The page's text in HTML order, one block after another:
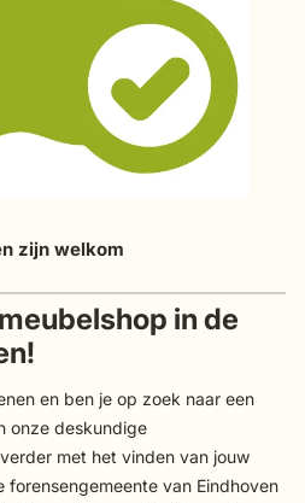
zijn welkom
in de
en ben je op zoek naar een
onze deskundige
met het vinden van jouw
van Eindhoven